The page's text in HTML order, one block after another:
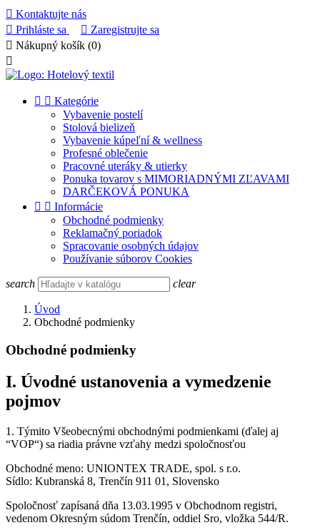
 Kontaktujte nás
 Prihláste sa  Zaregistrujte sa
 Nákupný košík (0)

  Kategórie
Vybavenie postelí
Stolová bielizeň
Vybavenie kúpeľní & wellness
Profesné oblečenie
Pracovné uteráky & utierky
Ponuka tovarov s MIMORIADNÝMI ZĽAVAMI
DARČEKOVÁ PONUKA
  Informácie
Obchodné podmienky
Reklamačný poriadok
Spracovanie osobných údajov
Používanie súborov Cookies
search clear
Úvod
Obchodné podmienky
Obchodné podmienky
I. Úvodné ustanovenia a vymedzenie
pojmov
1. Týmito Všeobecnými obchodnými podmienkami (ďalej aj
“VOP“) sa riadia právne vzťahy medzi spoločnosťou
Obchodné meno: UNIONTEX TRADE, spol. s r.o.
Sídlo: Kubranská 8, Trenčín 911 01, Slovensko
Spoločnosť zapísaná dňa 13.03.1995 v Obchodnom registri,
vedenom Okresným súdom Trenčín, oddiel Sro, vložka 544/R.